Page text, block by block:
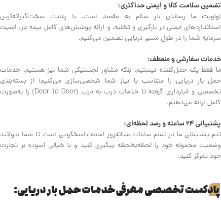
تضمین سلامت کالا و ایمنی حداکثری:
اولویت ما رساندن بار سالم به مقصد است. با رعایت سخت‌گیرانه‌ترین
استانداردهای ایمنی در بارگیری و تخلیه، و ارائه پوشش‌های کامل بیمه بار، امنیت
سرمایه شما را در طول مسیر دریایی تضمین می‌کنیم.
خدمات سفارشی و منعطف:
ما فقط یک حمل‌کننده نیستیم، بلکه مشاور لجستیکی شما نیز هستیم. خدمات
حمل بار دریایی را متناسب با نیاز شما شخصی‌سازی می‌کنیم؛ از بسته‌بندی
تخصصی و انبارداری گرفته تا خدمات درب به درب (Door to Door) را به‌صورت
کامل ارائه می‌دهیم.
پشتیبانی ۲۴ ساعته و رصد لحظه‌ای:
تیم پشتیبانی ما در تمام ساعات شبانه‌روز آماده پاسخگویی است تا شما بتوانید
وضعیت محموله خود را لحظه‌به‌لحظه پیگیری کنید و با خیالی آسوده بر تجارت
خود تمرکز کنید.
پادکست تخصصی معرفی خدمات حمل بار دریایی: